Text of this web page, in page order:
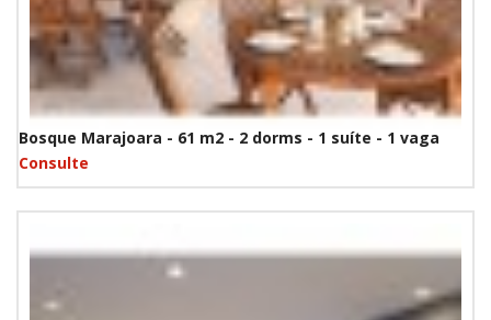
Bosque Marajoara - 61 m2 - 2 dorms - 1 suíte - 1 vaga
Consulte